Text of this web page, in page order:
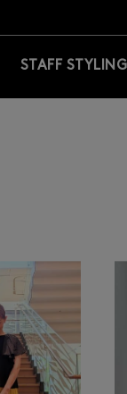
物の際は会員登録を！
物の際は会員登録を！
STAFF STYLING